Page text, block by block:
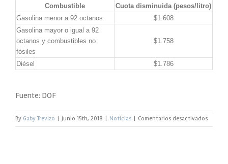
Combustible
Cuota disminuida (pesos/litro)
Gasolina menor a 92 octanos
$1.608
Gasolina mayor o igual a 92
octanos y combustibles no
fósiles
$1.758
Diésel $1.786
Fuente: DOF
By Gaby Trevizo | junio 15th, 2018 | Noticias | Comentarios desactivadosen